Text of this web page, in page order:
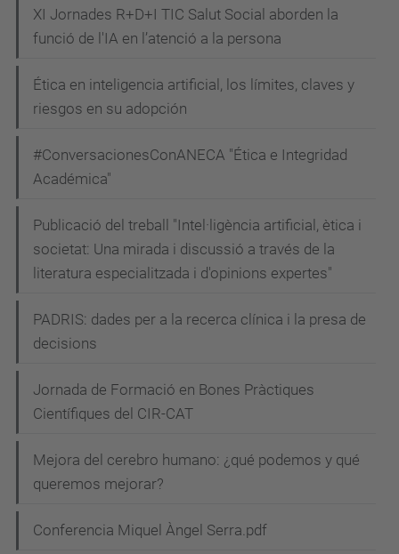
XI Jornades R+D+I TIC Salut Social aborden la
funció de l'IA en l’atenció a la persona
Ética en inteligencia artificial, los límites, claves y
riesgos en su adopción
#ConversacionesConANECA "Ética e Integridad
Académica"
Publicació del treball "Intel·ligència artificial, ètica i
societat: Una mirada i discussió a través de la
literatura especialitzada i d'opinions expertes"
PADRIS: dades per a la recerca clínica i la presa de
decisions
Jornada de Formació en Bones Pràctiques
Científiques del CIR-CAT
Mejora del cerebro humano: ¿qué podemos y qué
queremos mejorar?
Conferencia Miquel Àngel Serra.pdf